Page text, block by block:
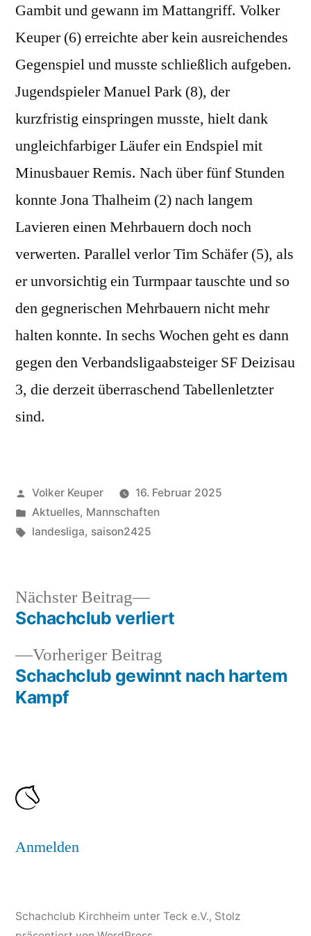
Gambit und gewann im Mattangriff. Volker
Keuper (6) erreichte aber kein ausreichendes
Gegenspiel und musste schließlich aufgeben.
Jugendspieler Manuel Park (8), der
kurzfristig einspringen musste, hielt dank
ungleichfarbiger Läufer ein Endspiel mit
Minusbauer Remis. Nach über fünf Stunden
konnte Jona Thalheim (2) nach langem
Lavieren einen Mehrbauern doch noch
verwerten. Parallel verlor Tim Schäfer (5), als
er unvorsichtig ein Turmpaar tauschte und so
den gegnerischen Mehrbauern nicht mehr
halten konnte. In sechs Wochen geht es dann
gegen den Verbandsligaabsteiger SF Deizisau
3, die derzeit überraschend Tabellenletzter
sind.
Veröffentlicht
von
Volker Keuper
16. Februar 2025
Veröffentlicht
unter
Aktuelles, Mannschaften
Schlagwörter:
landesliga, saison2425
Beitragsnavigation
Vorheriger Beitrag
Beitrag:
Schachclub gewinnt nach hartem
Kampf
Nächster Beitrag
Nächster
Beitrag:
Schachclub verliert
Anmelden
Schachclub Kirchheim unter Teck e.V., Stolz